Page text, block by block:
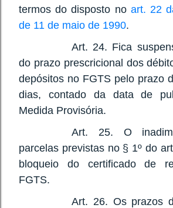
termos do disposto no art. 22
de 11 de maio de 1990.
Art. 24. Fica
do prazo prescricional dos
depósitos no FGTS pelo prazo
dias, contado da data de
Medida Provisória.
Art. 25. O
parcelas previstas no § 1º do
bloqueio do certificado de
FGTS.
Art. 26. Os prazos